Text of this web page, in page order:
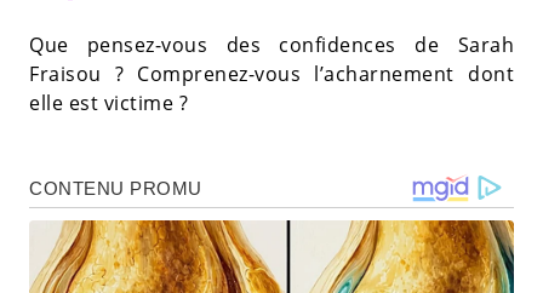
Que pensez-vous des confidences de Sarah
Fraisou ? Comprenez-vous l’acharnement dont
elle est victime ?